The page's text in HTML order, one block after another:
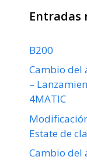
Entradas
B200
Cambio del
–
4MATIC
Estate de
Cambio del